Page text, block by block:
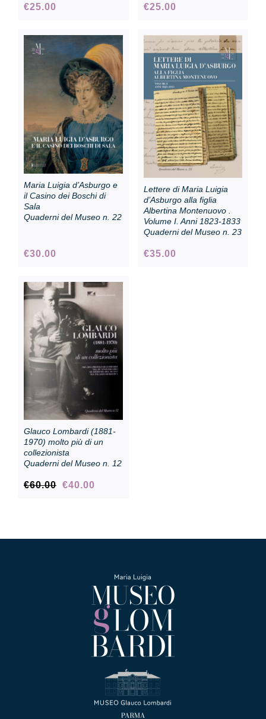
€25.00 €25.00
Maria Luigia d’Asburgo e
il Casino dei Boschi di
Sala
Quaderni del Museo n. 22
€30.00
Lettere di Maria Luigia
d’Asburgo alla figlia
Albertina Montenuovo .
Volume I. Anni 1823-1833
Quaderni del Museo n. 23
€35.00
Glauco Lombardi (1881-
1970) molto più di un
collezionista
Quaderni del Museo n. 12
€60.00 Original
€40.00